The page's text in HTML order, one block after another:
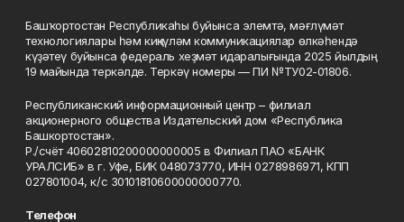
Башҡортостан Республикаһы буйынса элемтә, мәғлүмәт
технологиялары һәм киңкүләм коммуникациялар өлкәһендә
күҙәтеү буйынса федераль хеҙмәт идаралығында 2025 йылдың
19 майында теркәлде. Теркәү номеры — ПИ №ТУ02-01806.
Республиканский информационный центр – филиал
акционерного общества Издательский дом «Республика
Башкортостан».
Р./счёт 40602810200000000005 в Филиал ПАО «БАНК
УРАЛСИБ» в г. Уфе, БИК 048073770, ИНН 0278986971, КПП
027801004, к/с 30101810600000000770.
Телефон